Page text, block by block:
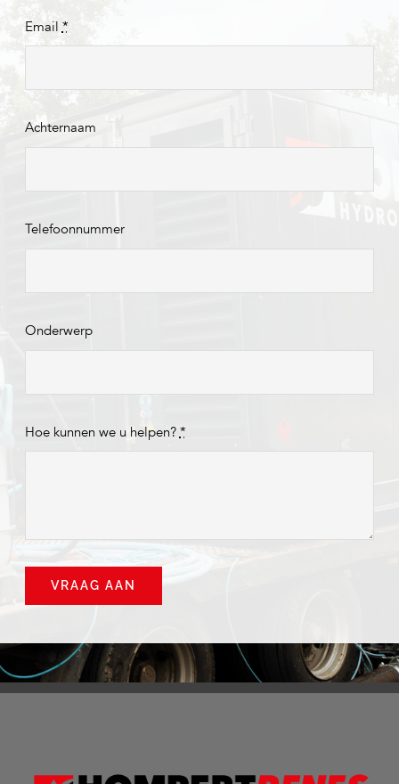
Email *
Achternaam
Telefoonnummer
Onderwerp
Hoe kunnen we u helpen? *
VRAAG AAN